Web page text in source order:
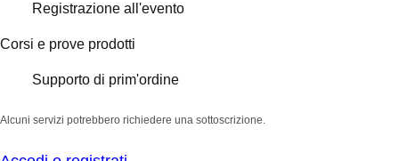
Registrazione all'evento
Corsi e prove prodotti
Supporto di prim'ordine
Alcuni servizi potrebbero richiedere una sottoscrizione.